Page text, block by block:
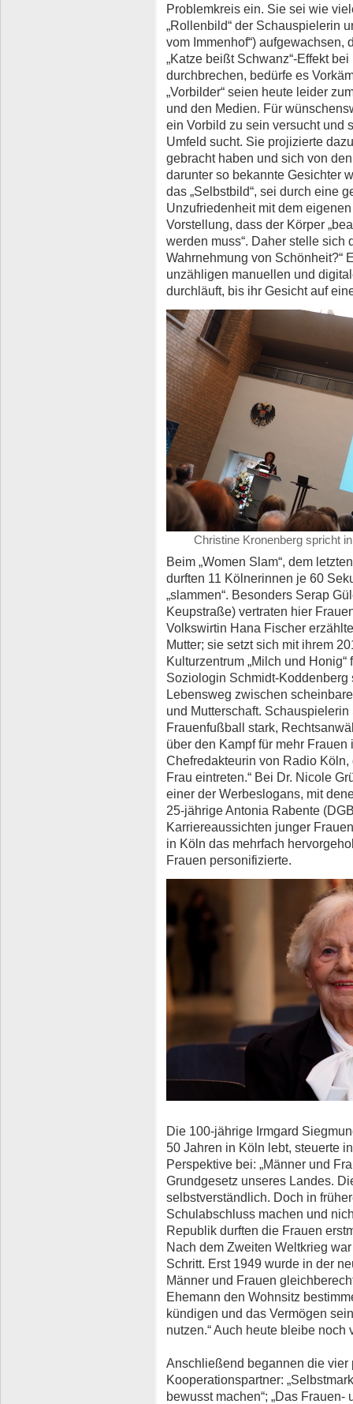
Problemkreis ein. Sie sei wie
„Rollenbild“ der Schauspielerin
vom Immenhof“) aufgewachsen,
„Katze beißt Schwanz“-Effekt
durchbrechen, bedürfe es
„Vorbilder“ seien heute leider
und den Medien. Für
ein Vorbild zu sein versucht und
Umfeld sucht. Sie projizierte
gebracht haben und sich von
darunter so bekannte Gesichter
das „Selbstbild“, sei durch eine
Unzufriedenheit mit dem
Vorstellung, dass der Körper
werden muss“. Daher stelle sich
Wahrnehmung von Schönheit?“
unzähligen manuellen und
durchläuft, bis ihr Gesicht auf
Christine Kronenberg spricht
Beim „Women Slam“, dem
durften 11 Kölnerinnen je 60
„slammen“. Besonders Serap
Keupstraße) vertraten hier
Volkswirtin Hana Fischer
Mutter; sie setzt sich mit ihrem
Kulturzentrum „Milch und
Soziologin Schmidt-
Lebensweg zwischen
und Mutterschaft.
Frauenfußball stark,
über den Kampf für mehr
Chefredakteurin von Radio Köln,
Frau eintreten.“ Bei Dr. Nicole
einer der Werbeslogans, mit
25-jährige Antonia Rabente
Karriereaussichten junger
in Köln das mehrfach
Frauen personifizierte.
Die 100-jährige Irmgard
50 Jahren in Köln lebt, steuerte
Perspektive bei: „Männer und
Grundgesetz unseres Landes.
selbstverständlich. Doch in
Schulabschluss machen und
Republik durften die Frauen
Nach dem Zweiten Weltkrieg
Schritt. Erst 1949 wurde in der
Männer und Frauen
Ehemann den Wohnsitz
kündigen und das Vermögen
nutzen.“ Auch heute bleibe noch
Anschließend begannen die vier
Kooperationspartner:
bewusst machen“; „Das